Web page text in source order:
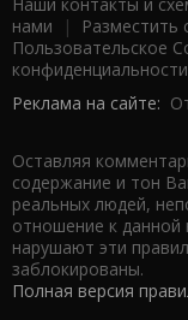
Наши контакты и
нами | Разместить
Пользовательское
Реклама на сайте:
Оставляя
содержание и тон
реальных людей,
отношение к данной
нарушают эти
заблокированы.
Полная версия